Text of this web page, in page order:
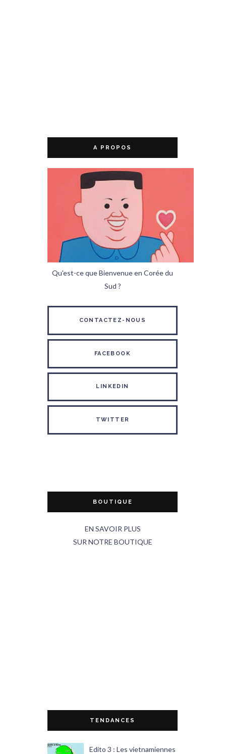
A PROPOS
Qu'est-ce que Bienvenue en Corée du
Sud ?
CONTACTEZ-NOUS
FACEBOOK
LINKEDIN
TWITTER
BOUTIQUE
EN SAVOIR PLUS
SUR NOTRE BOUTIQUE
TENDANCES
Edito 3 : Les vietnamiennes